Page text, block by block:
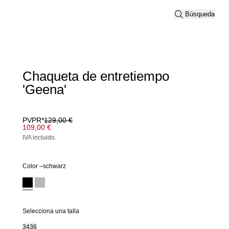
Búsqueda
Chaqueta de entretiempo
'Geena'
PVPR*129,00 €
109,00 €
IVA incluido.
Color –schwarz
Selecciona una talla
3436